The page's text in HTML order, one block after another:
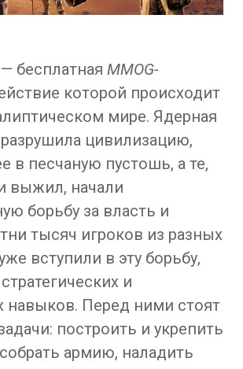
бесплатная MMOG-
которой происходит
мире. Ядерная
цивилизацию,
в песчаную пустошь, а те,
выжил, начали
борьбу за власть и
тысяч игроков из разных
вступили в эту борьбу,
и
навыков. Перед ними стоят
построить и укрепить
армию, наладить